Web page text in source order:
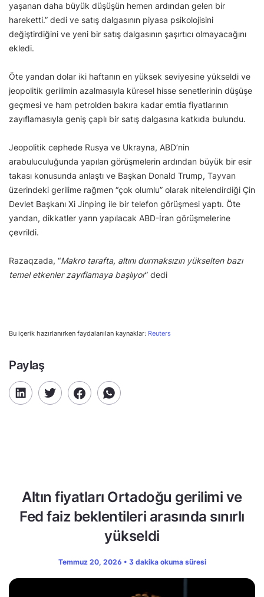
yaşanan daha büyük düşüşün hemen ardından gelen bir
hareketti.” dedi ve satış dalgasının piyasa psikolojisini
değiştirdiğini ve yeni bir satış dalgasının şaşırtıcı olmayacağını
ekledi.
Öte yandan dolar iki haftanın en yüksek seviyesine yükseldi ve
jeopolitik gerilimin azalmasıyla küresel hisse senetlerinin düşüşe
geçmesi ve ham petrolden bakıra kadar emtia fiyatlarının
zayıflamasıyla geniş çaplı bir satış dalgasına katkıda bulundu.
Jeopolitik cephede Rusya ve Ukrayna, ABD’nin
arabuluculuğunda yapılan görüşmelerin ardından büyük bir esir
takası konusunda anlaştı ve Başkan Donald Trump, Tayvan
üzerindeki gerilime rağmen “çok olumlu” olarak nitelendirdiği Çin
Devlet Başkanı Xi Jinping ile bir telefon görüşmesi yaptı. Öte
yandan, dikkatler yarın yapılacak ABD-İran görüşmelerine
çevrildi.
Razaqzada, “Makro tarafta, altını durmaksızın yükselten bazı
temel etkenler zayıflamaya başlıyor” dedi
Bu içerik hazırlanırken faydalanılan kaynaklar: Reuters
Paylaş
Altın fiyatları Ortadoğu gerilimi ve
Fed faiz beklentileri arasında sınırlı
yükseldi
Temmuz 20, 2026 • 3 dakika okuma süresi